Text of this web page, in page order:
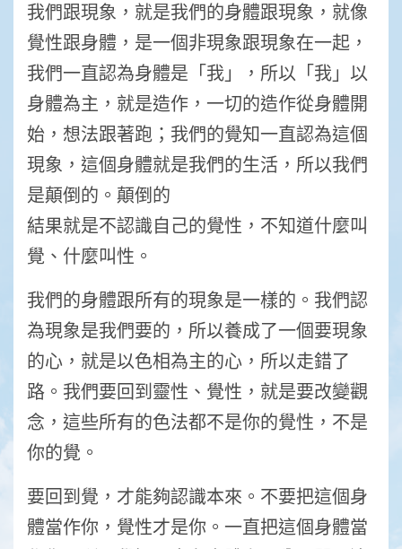
我們跟現象，就是我們的身體跟現象，就像
覺性跟身體，是一個非現象跟現象在一起，
我們一直認為身體是「我」，所以「我」以
身體為主，就是造作，一切的造作從身體開
始，想法跟著跑；我們的覺知一直認為這個
現象，這個身體就是我們的生活，所以我們
是顛倒的。顛倒的
結果就是不認識自己的覺性，不知道什麼叫
覺、什麼叫性。
我們的身體跟所有的現象是一樣的。我們認
為現象是我們要的，所以養成了一個要現象
的心，就是以色相為主的心，所以走錯了
路。我們要回到靈性、覺性，就是要改變觀
念，這些所有的色法都不是你的覺性，不是
你的覺。
要回到覺，才能夠認識本來。不要把這個身
體當作你，覺性才是你。一直把這個身體當